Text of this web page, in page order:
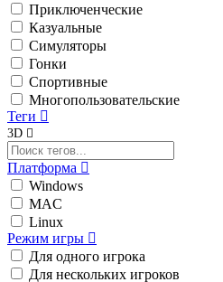
Приключенческие
Казуальные
Симуляторы
Гонки
Спортивные
Многопользовательские
Теги
3D
Платформа
Windows
MAC
Linux
Режим игры
Для одного игрока
Для нескольких игроков